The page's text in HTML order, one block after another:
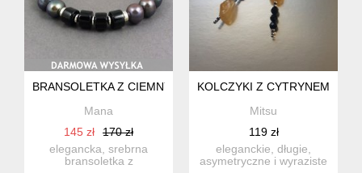
BRANSOLETKA Z CIEMNYMI PERŁAMI
Mana
145 zł
170 zł
elegancka, srebrna
bransoletka z
KOLCZYKI Z CYTRYNEM I
Mitsu
119 zł
eleganckie, długie,
asymetryczne i wyraziste